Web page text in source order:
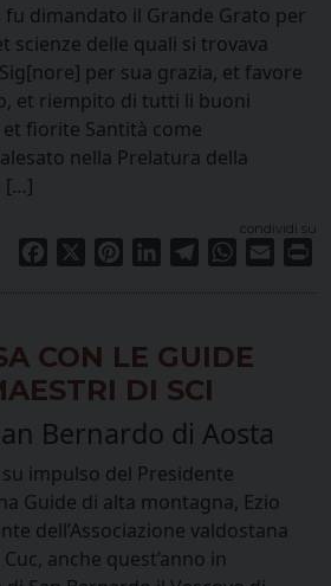
dimandato il Grande Grato per
scienze delle quali si trovava
per sua grazia, et favore
et riempito di tutti li buoni
fiorite Santità come
nella Prelatura della
[…]
condividi su
Facebook PinterestLinkedInTelegramWhatsApp
Email
CON LE GUIDE
DI SCI
Bernardo di Aosta
impulso del Presidente
Guide di alta montagna, Ezio
dell’Associazione valdostana
anche quest’anno in